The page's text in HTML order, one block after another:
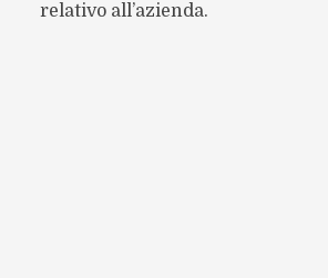
relativo all’azienda.